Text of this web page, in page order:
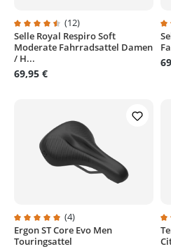
Durchschnittliche Bewertung
(12)
Selle Royal Respiro Soft
Moderate Fahrradsattel Damen
/ H...
69,95 €
Durchschnittliche Bewertung
(4)
Ergon ST Core Evo Men
Touringsattel